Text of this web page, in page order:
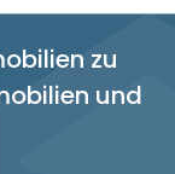
zu
und